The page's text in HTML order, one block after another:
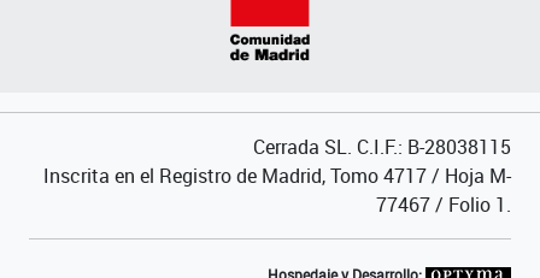
Cerrada SL. C.I.F.: B-28038115
Inscrita en el Registro de Madrid, Tomo 4717 / Hoja M-
77467 / Folio 1.